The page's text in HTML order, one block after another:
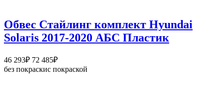
13
789₽
Обвес Стайлинг комплект Hyundai
Solaris 2017-2020 АБС Пластик
46 293₽ 72 485₽Диапазон
цен:
без покраскис покраской